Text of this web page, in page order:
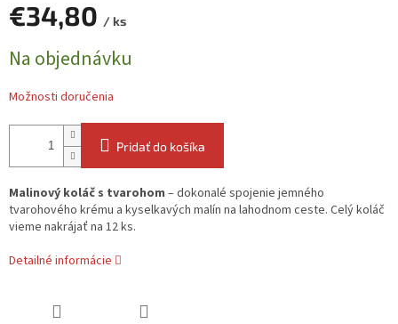
€34,80 / ks
cena:
Na objednávku
Možnosti doručenia
Pridať do košíka
Malinový koláč s tvarohom – dokonalé spojenie jemného
tvarohového krému a kyselkavých malín na lahodnom ceste. Celý koláč
vieme nakrájať na 12 ks.
Detailné informácie